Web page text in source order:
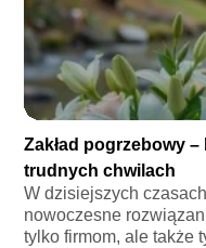
Zakład pogrzebowy
trudnych chwilach
W dzisiejszych
nowoczesne
tylko firmom, ale także